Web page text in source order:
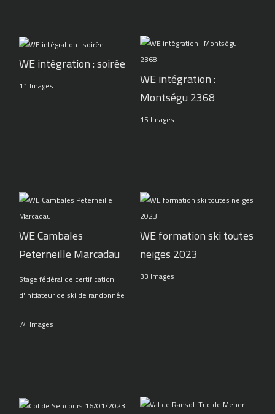
WE intégration : soirée
11 Images
WE intégration :
Montségu 2368
15 Images
WE Cambales
Peterneille Marcadau
Stage fédéral de certification
d'initiateur de ski de randonnée
74 Images
WE formation ski toutes
neiges 2023
33 Images